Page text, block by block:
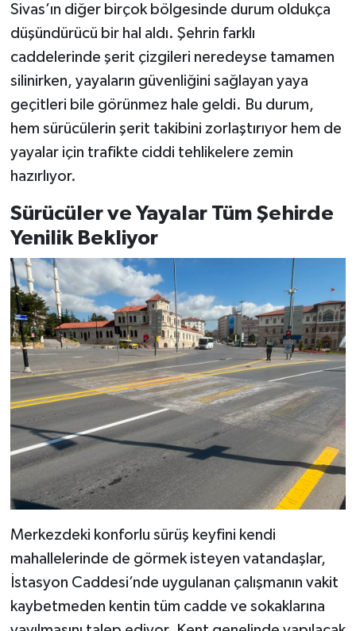
Sivas’ın diğer birçok bölgesinde durum oldukça
düşündürücü bir hal aldı. Şehrin farklı
caddelerinde şerit çizgileri neredeyse tamamen
silinirken, yayaların güvenliğini sağlayan yaya
geçitleri bile görünmez hale geldi. Bu durum,
hem sürücülerin şerit takibini zorlaştırıyor hem de
yayalar için trafikte ciddi tehlikelere zemin
hazırlıyor.
Sürücüler ve Yayalar Tüm Şehirde
Yenilik Bekliyor
Merkezdeki konforlu sürüş keyfini kendi
mahallelerinde de görmek isteyen vatandaşlar,
İstasyon Caddesi’nde uygulanan çalışmanın vakit
kaybetmeden kentin tüm cadde ve sokaklarına